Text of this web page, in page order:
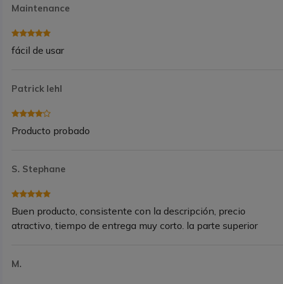
Maintenance
fácil de usar
Patrick Iehl
Producto probado
S. Stephane
Buen producto, consistente con la descripción, precio
atractivo, tiempo de entrega muy corto. la parte superior
M.